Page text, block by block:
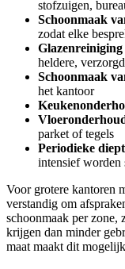
stofzuigen,
Schoonmaak
zodat elke
Glazenreiniging
heldere,
Schoonmaak
het kantoor
parket of tegels
Periodieke
intensief worden
Voor grotere kantoren
verstandig om
schoonmaak per zone,
krijgen dan minder
maat maakt dit